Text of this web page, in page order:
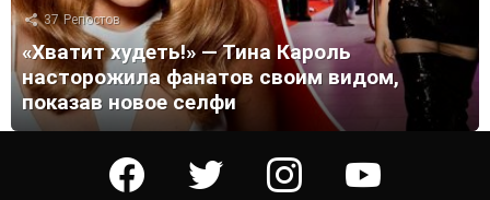
37 Репостов
«Хватит худеть!» — Тина Кароль
насторожила фанатов своим видом,
показав новое селфи
facebook twitter instagram youtube